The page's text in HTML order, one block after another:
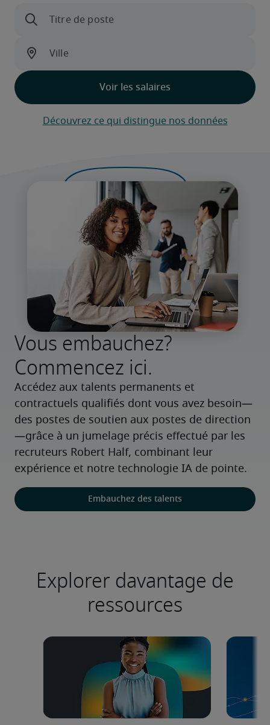
Découvrez ce qui distingue nos données
Vous embauchez?
Commencez ici.
Accédez aux talents permanents et
contractuels qualifiés dont vous avez besoin—
des postes de soutien aux postes de direction
—grâce à un jumelage précis effectué par les
recruteurs Robert Half, combinant leur
expérience et notre technologie IA de pointe.
Embauchez des talents
Explorer davantage de
ressources